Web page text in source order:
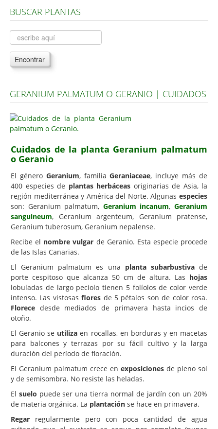
Árboles, Cicas y Palmeras de la G a la Z
Plantas Anuales y Perennes
Plantas Bulbosas y Acuáticas
Plantas de Interior
Plantas Aromáticas y de Huerto
Plantas Carnívoras y Orquídeas
Consejos
Hemisferio Norte
Hemisferio Sur
Enfermedades
Animales
Hongos
Fotos
Flores y Plantas
Árboles y Palmeras
Arbustos y Trepadoras
Cactus y Suculentas
BUSCAR PLANTAS
Encontrar
GERANIUM PALMATUM O GERANIO | CUIDADOS
Cuidados de la planta Geranium palmatum
o Geranio
El género Geranium, familiaGeraniaceae, incluye más de
400 especies de plantas herbáceas originarias de Asia, la
región mediterránea y América del Norte. Algunas especies
son: Geranium palmatum, Geranium incanum,Geranium
sanguineum, Geranium argenteum, Geranium pratense,
Geranium tuberosum, Geranium nepalense.
Recibe el nombre vulgar de Geranio. Esta especie procede
de las Islas Canarias.
El Geranium palmatum es una planta subarbustivade
porte cespitoso que alcanza 50 cm de altura. Las hojas
lobuladas de largo peciolo tienen 5 folíolos de color verde
intenso. Las vistosasflores de 5 pétalos son de color rosa.
Florece desde mediados de primavera hasta incios de
otoño.
El Geranio se utiliza en rocallas, en borduras y en macetas
para balcones y terrazas por su fácil cultivo y la larga
duración del período de floración.
El Geranium palmatum crece en exposiciones de pleno sol
y de semisombra. No resiste las heladas.
El suelo puede ser una tierra normal de jardín con un 20%
de materia orgánica. La plantación se hace en primavera.
Regar regularmente pero con poca cantidad de agua